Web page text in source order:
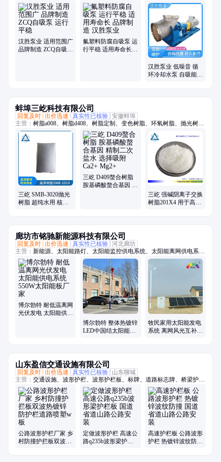
螺杆泵、泥浆泵、脱硫泵、旋涡泵、夹板泵、磁力泵、潜水电泵、切线流
泵、qyb型气液、压滤机泵、氟合金泵、立式料浆、高温熔盐、cwy磁力
涡、多级离心泵、化工混流泵、自吸排污泵、长轴液下泵
汉胜泵业 适用范围广
品牌制造 ZCQ自吸泵
氟塑料防腐自吸泵 运
行平稳 适用寿命长
汉胜泵业 低噪音 循
环冷却水泵 自吸能力
蚌埠三屹科技有限公司
回复及时 出价迅速 真实性已核验 安徽蚌埠
主营： 树脂a008、树脂d408、树脂定制、变色树脂、环氧树脂、抛光树
脂、交换树脂、特种树脂、吸附树脂、弱碱树脂、汞专用树脂、硝酸根去
除、抛光混床树脂、螯合树脂再生、去除专用树脂、七水硫酸镁、强碱阴
离子树脂、螯合树脂、伯胺树脂、大孔弱酸阳离子树脂、阳离子交换、混
床树脂、阳离子树脂、头孢菌素脱色树脂、生物有机酸提取
三屹 SMB-3020抛光
树脂 超纯水用 核子
三屹 D409螯合树脂
胺基磷酸螯合基因 精
三屹 强碱阴离子交换
树脂201X4 用于高纯
廊坊市铭驰新能源科技有限公司
回复及时 出价迅速 真实性已核验 河北廊坊
主营： 新能源、太阳能路灯、太阳能监控供电系统、太阳能离网供电系
统、太阳能庭院灯景观灯、太阳能水泵供电系统、风光互补发电系统、太
阳能电池板、储能锂电池、胶体蓄电池、风光互补供电系统、太阳能污水
处理系统、通讯基站供电系统
博尔勃特 耐低温离网
光伏发电 太阳能供电
博尔勃特 整体热镀锌
LED中国结太阳能路
牧民家用太阳能发电
系统 离网风光互补供
山东盈信交通设施有限公司
回复及时 出价迅速 真实性已核验
山东聊城
主营： 交通设施、波形护栏、波形护栏板、标牌、道路标志牌、桥梁护
栏、护栏立柱、护栏配件、护栏螺丝、绳索护栏、市政护栏、道路护栏、
国道护栏、省道护栏、高速护栏、农村公路护栏、标志杆、托架、防阻
块、警示桩、停车场护栏、两波护栏、三波护栏、波形梁护栏、圆立柱
公路波形护栏厂家 乡
村防撞护拦板双波热
定做波形护栏 高速公
路q235b波形梁护栏
高速护栏板 公路波形
护栏 热镀锌波纹防撞